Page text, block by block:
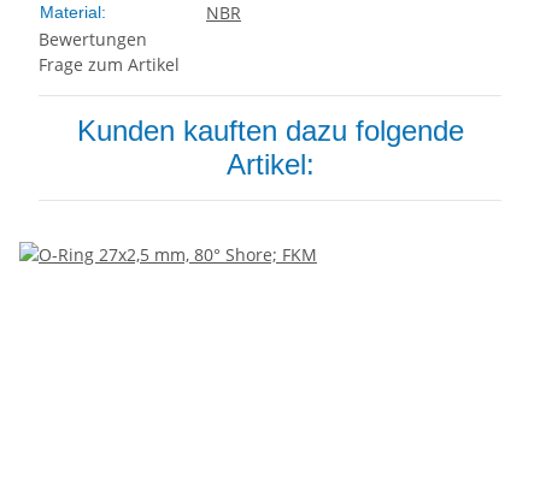
Material:
NBR
Bewertungen
Frage zum Artikel
Kunden kauften dazu folgende
Artikel: